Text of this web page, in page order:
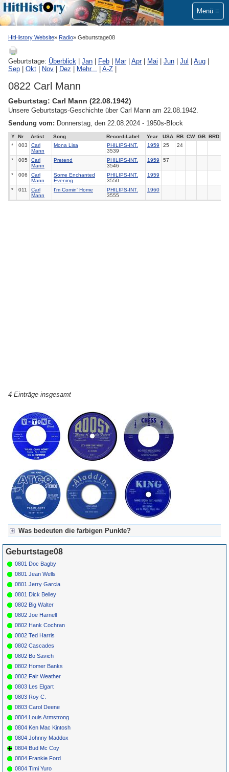
Menü
HitHistory Website Radio Geburtstage08
Geburtstage: Überblick Jan Feb Mar| Apr| Mai Jun Jul Aug
Sep
Okt Nov Dez Mehr... A-Z
0822 Carl Mann
Geburtstag: Carl Mann (22.08.1942)
Unsere Geburtstags-Geschichte über Carl Mann am 22.08.1942.
Sendung vom: Donnerstag, den 22.08.2024 - 1950s-Block
Y Nr Artist Song Record-Label Year USA RB CW GB
BRD
*
003
Carl
Mann
Mona Lisa
PHILIPS-INT.
3539
1959 25 24
* 005
Carl
Mann
Pretend
PHILIPS-INT.
3546
1959 57
* 006
Carl
Mann
Some Enchanted
Evening
PHILIPS-INT.
3550
1959
* 011
Carl
Mann
I'm Comin' Home
PHILIPS-INT.
3555
1960
4 Einträge insgesamt
Was bedeuten die farbigen Punkte?
Für Axel's Tageskalender:
Grün = Kurzgeschichte
Grün! = fachlich bestimmt spannend, nicht verpassen!
Grün+ = Stundenbeitrag
Gelb = Kurzgeschichten oder Stundensendungen in Arbeit
Blau = Beschreibungstext (beschreibender Text)
Geburtstage08
0801 Doc Bagby
0801 Jean Wells
0801 Jerry Garcia
0801 Dick Belley
0802 Big Walter
0802 Joe Harnell
0802 Hank Cochran
0802 Ted Harris
0802 Cascades
0802 Bo Savich
0802 Homer Banks
0802 Fair Weather
0803 Les Elgart
0803 Roy C.
0803 Carol Deene
0804 Louis Armstrong
0804 Ken Mac Kintosh
0804 Johnny Maddox
0804 Bud Mc Coy
0804 Frankie Ford
0804 Timi Yuro